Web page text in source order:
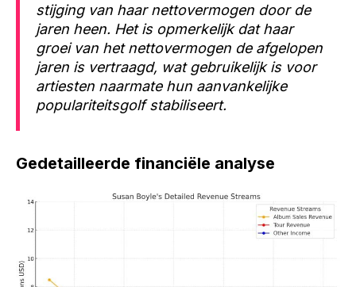
stijging van haar nettovermogen door de
jaren heen. Het is opmerkelijk dat haar
groei van het nettovermogen de afgelopen
jaren is vertraagd, wat gebruikelijk is voor
artiesten naarmate hun aanvankelijke
populariteitsgolf stabiliseert.
Gedetailleerde financiële analyse